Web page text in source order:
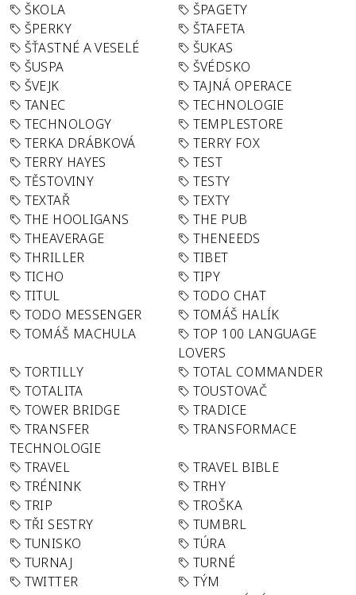
ŠKOLA
ŠPAGETY
ŠPERKY
ŠTAFETA
ŠŤASTNÉ A VESELÉ
ŠUKAS
ŠUSPA
ŠVÉDSKO
ŠVEJK
TAJNÁ OPERACE
TANEC
TECHNOLOGIE
TECHNOLOGY
TEMPLESTORE
TERKA DRÁBKOVÁ
TERRY FOX
TERRY HAYES
TEST
TĚSTOVINY
TESTY
TEXTAŘ
TEXTY
THE HOOLIGANS
THE PUB
THEAVERAGE
THENEEDS
THRILLER
TIBET
TICHO
TIPY
TITUL
TODO CHAT
TODO MESSENGER
TOMÁŠ HALÍK
TOMÁŠ MACHULA
TOP 100 LANGUAGE
LOVERS
TORTILLY
TOTAL COMMANDER
TOTALITA
TOUSTOVAČ
TOWER BRIDGE
TRADICE
TRANSFER
TECHNOLOGIE
TRANSFORMACE
TRAVEL
TRAVEL BIBLE
TRÉNINK
TRHY
TRIP
TROŠKA
TŘI SESTRY
TUMBRL
TUNISKO
TÚRA
TURNAJ
TURNÉ
TWITTER
TÝM